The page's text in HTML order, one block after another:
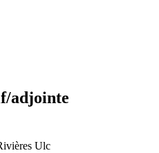
adjointe
Ulc